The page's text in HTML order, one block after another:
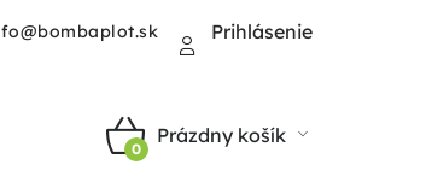
Prihlásenie
NÁKUPNÝ
Prázdny košík